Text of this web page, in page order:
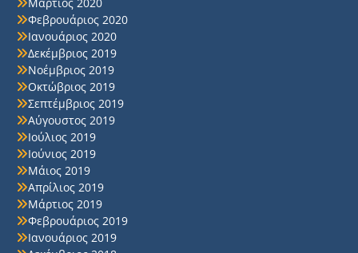
Φεβρουάριος 2020
Ιανουάριος 2020
Δεκέμβριος 2019
Νοέμβριος 2019
Οκτώβριος 2019
Σεπτέμβριος 2019
Αύγουστος 2019
Ιούλιος 2019
Ιούνιος 2019
Μάιος 2019
Απρίλιος 2019
Μάρτιος 2019
Φεβρουάριος 2019
Ιανουάριος 2019